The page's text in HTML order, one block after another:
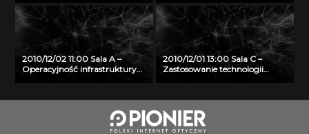
stymulująca wykorzystanie
oprogramowania Open
systemach NIX
2010/12/02 11:00 Sala A –
Operacyjność infrastruktury
2010/12/01 13:00 Sala C –
Zastosowanie technologii